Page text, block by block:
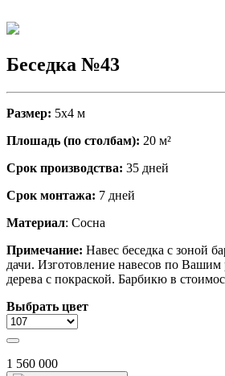
Беседка №43
Размер: 5х4 м
Плошадь (по столбам): 20 м²
Срок производства: 35 дней
Срок монтажа: 7 дней
Материал: Сосна
Примечание: Навес беседка с зоной
дачи. Изготовление навесов по Вашим
дерева с покраской. Барбикю в
Выбрать цвет
1 560 000